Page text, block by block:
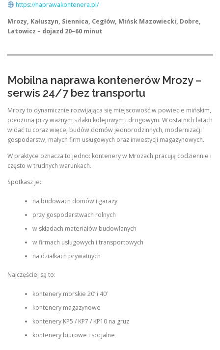
https://naprawakontenera.pl/
Mrozy, Kałuszyn, Siennica, Cegłów, Mińsk Mazowiecki, Dobre,
Latowicz – dojazd 20–60 minut
Mobilna naprawa kontenerów Mrozy –
serwis 24/7 bez transportu
Mrozy to dynamicznie rozwijająca się miejscowość w powiecie mińskim,
położona przy ważnym szlaku kolejowym i drogowym. W ostatnich latach
widać tu coraz więcej budów domów jednorodzinnych, modernizacji
gospodarstw, małych firm usługowych oraz inwestycji magazynowych.
W praktyce oznacza to jedno: kontenery w Mrozach pracują codziennie i
często w trudnych warunkach.
Spotkasz je:
na budowach domów i garaży
przy gospodarstwach rolnych
w składach materiałów budowlanych
w firmach usługowych i transportowych
na działkach prywatnych
Najczęściej są to:
kontenery morskie 20’ i 40’
kontenery magazynowe
kontenery KP5 / KP7 / KP10 na gruz
kontenery biurowe i socjalne